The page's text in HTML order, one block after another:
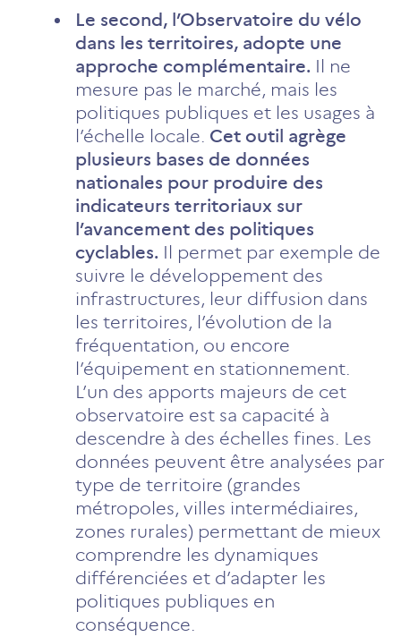
Le second, l’Observatoire du vélo
dans les territoires, adopte une
approche complémentaire. Il ne
mesure pas le marché, mais les
politiques publiques et les usages à
l’échelle locale. Cet outil agrège
plusieurs bases de données
nationales pour produire des
indicateurs territoriaux sur
l’avancement des politiques
cyclables. Il permet par exemple de
suivre le développement des
infrastructures, leur diffusion dans
les territoires, l’évolution de la
fréquentation, ou encore
l’équipement en stationnement.
L’un des apports majeurs de cet
observatoire est sa capacité à
descendre à des échelles fines. Les
données peuvent être analysées par
type de territoire (grandes
métropoles, villes intermédiaires,
zones rurales) permettant de mieux
comprendre les dynamiques
différenciées et d’adapter les
politiques publiques en
conséquence.